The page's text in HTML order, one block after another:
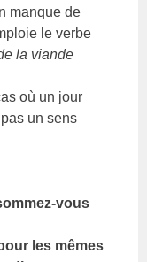
manque de
le verbe
la viande
où un jour
un sens
vous
les mêmes